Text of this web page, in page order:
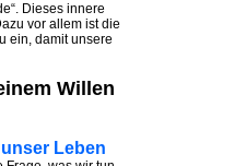
Dieses innere
vor allem ist die
ein, damit unsere
Willen
Leben